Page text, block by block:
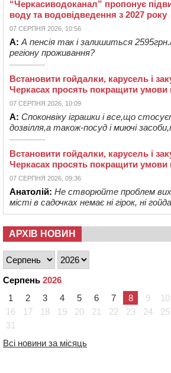
“Черкасиводоканал” пропонує
воду та водовідведення з 2027 року
07 СЕРПНЯ 2026, 10:56
А: А пенсія так і залишиться
регіону проживання?
Встановити гойдалки, карусель і
Черкасах просять покращити умови
07 СЕРПНЯ 2026, 10:09
А: Споконвіку іграшки і все,що
дозвілля,а також-посуд і миючі
Встановити гойдалки, карусель і
Черкасах просять покращити умови
07 СЕРПНЯ 2026, 09:36
Анатолій: Не створюйте проблем
місті в садочках немає ні гірок, ні
АРХІВ НОВИН
Серпень 2026
1
2 3 4 5 6 7 8 9 10
16
17 18 19 20 21 22 23 24 25
31
Всі новини за місяць